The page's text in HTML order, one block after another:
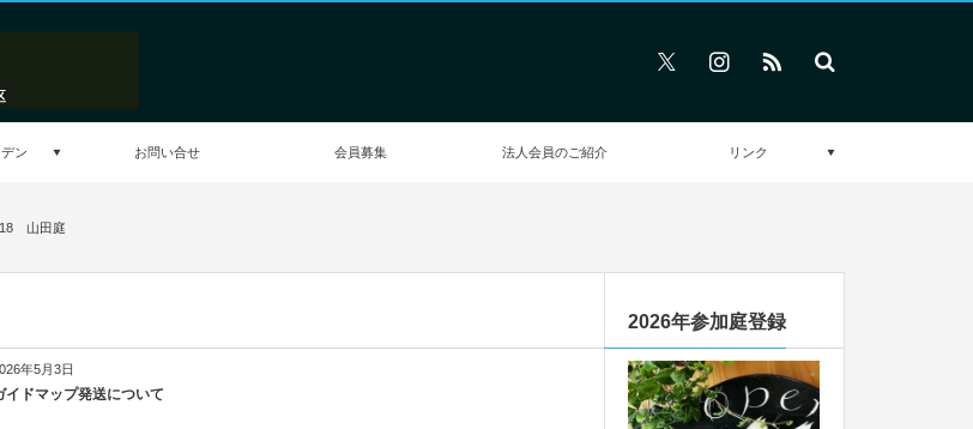
ン お問い合せ 会員募集 法人会員のご紹介 リンク
山田庭
年5月3日
イドマップ発送について
2026年参加庭登録